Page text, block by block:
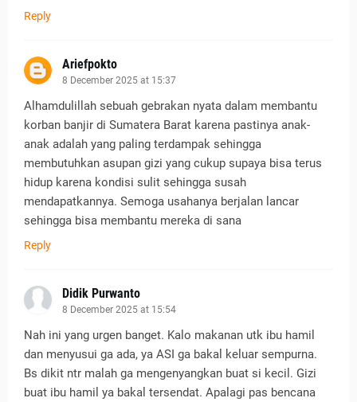
Reply
Ariefpokto
8 December 2025 at 15:37
Alhamdulillah sebuah gebrakan nyata dalam membantu
korban banjir di Sumatera Barat karena pastinya anak-
anak adalah yang paling terdampak sehingga
membutuhkan asupan gizi yang cukup supaya bisa terus
hidup karena kondisi sulit sehingga susah
mendapatkannya. Semoga usahanya berjalan lancar
sehingga bisa membantu mereka di sana
Reply
Didik Purwanto
8 December 2025 at 15:54
Nah ini yang urgen banget. Kalo makanan utk ibu hamil
dan menyusui ga ada, ya ASI ga bakal keluar sempurna.
Bs dikit ntr malah ga mengenyangkan buat si kecil. Gizi
buat ibu hamil ya bakal tersendat. Apalagi pas bencana